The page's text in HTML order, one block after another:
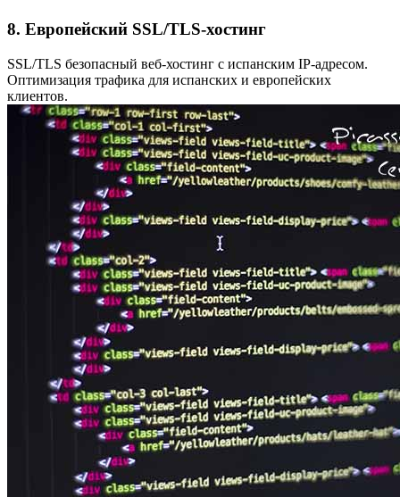
8. Европейский SSL/TLS-хостинг
SSL/TLS безопасный веб-хостинг с испанским IP-адресом.
Оптимизация трафика для испанских и европейских
клиентов.